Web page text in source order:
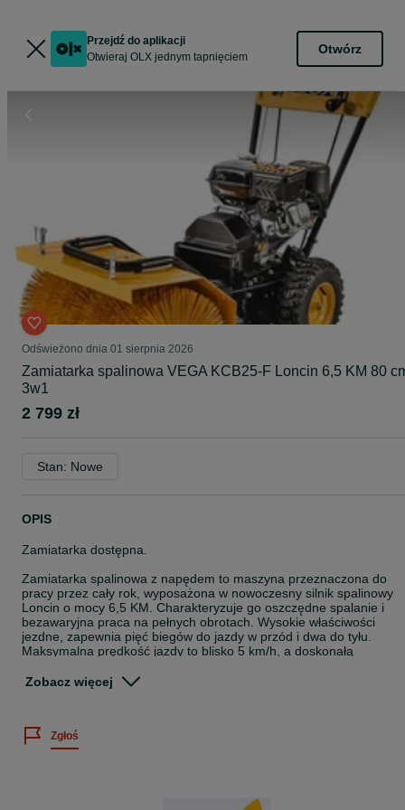
Przejdź do aplikacji
Otwieraj OLX jednym tapnięciem
Otwórz
Odświeżono dnia 01 sierpnia 2026
Zamiatarka spalinowa VEGA KCB25-F Loncin 6,5 KM 80
3w1
2 799 zł
Stan: Nowe
OPIS
Zamiatarka dostępna.
Zamiatarka spalinowa z napędem to maszyna przeznaczona do
pracy przez cały rok, wyposażona w nowoczesny silnik spalinowy
Loncin o mocy 6,5 KM. Charakteryzuje go oszczędne spalanie i
bezawaryjna praca na pełnych obrotach. Wysokie właściwości
jezdne, zapewnia pięć biegów do jazdy w przód i dwa do tyłu.
Maksymalna prędkość jazdy to blisko 5 km/h, a doskonałą
szczotka o dużej szerokości roboczej 80 cm oraz regulacja kąta jej
zamiatarki o każdej porze roku.
Zobacz więcej
Zgłoś